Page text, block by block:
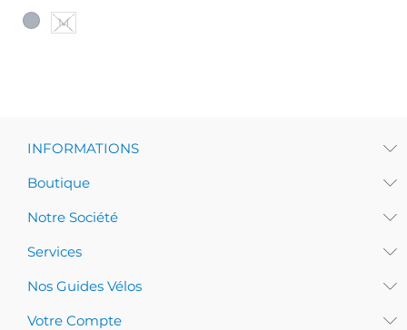
M
INFORMATIONS
Boutique
Notre Société
Services
Nos Guides Vélos
Votre Compte